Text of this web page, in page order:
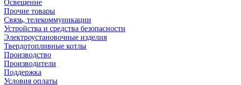
Освещение
Прочие товары
Связь, телекоммуникации
Устройства и средства безопасности
Электроустановочные изделия
Твердотопливные котлы
Производство
Производители
Поддержка
Условия оплаты